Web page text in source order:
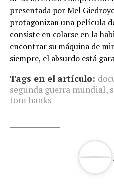
presentada por Mel
protagonizan una película
consiste en colarse en la
encontrar su máquina de
siempre, el absurdo está
Tags en el artículo:
segunda guerra mundial,
tom hanks